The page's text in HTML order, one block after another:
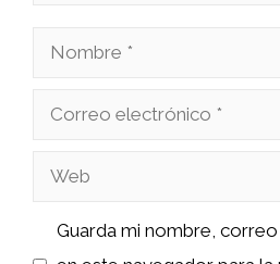
Nombre
Correo
Web
Guarda mi nombre,